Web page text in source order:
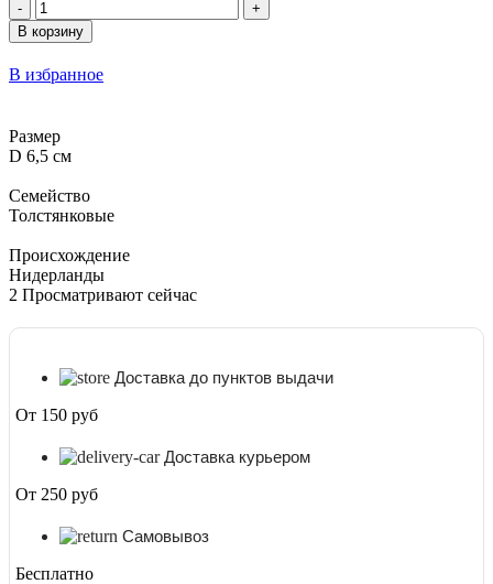
Количество
товара
Адромискус
Мариане
Аубергин
см
В корзину
В избранное
Размер
D 6,5 см
Семейство
Толстянковые
Происхождение
Нидерланды
2 Просматривают сейчас
Доставка до пунктов выдачи
От 150 руб
Доставка курьером
От 250 руб
Самовывоз
Бесплатно